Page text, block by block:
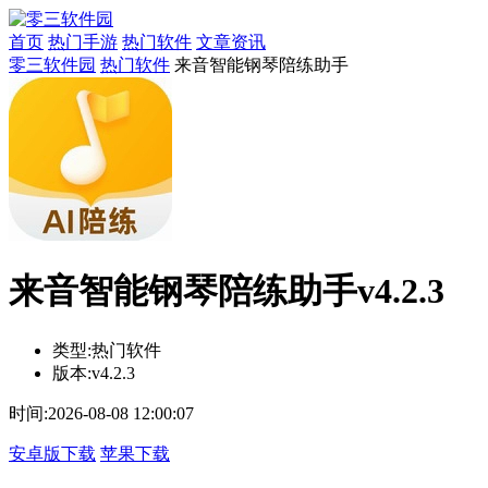
首页 热门手游 热门软件 文章资讯
零三软件园 热门软件 来音智能钢琴陪练助手
来音智能钢琴陪练助手v4.2.3
类型:热门软件
版本:v4.2.3
时间:2026-08-08 12:00:07
安卓版下载 苹果下载